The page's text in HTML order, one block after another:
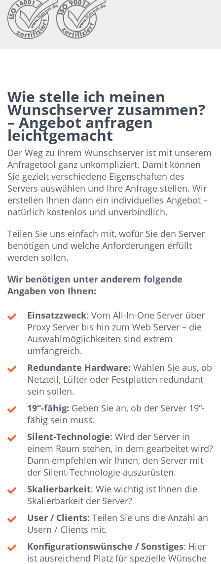
Wie stelle ich meinen
Wunschserver zusammen?
– Angebot anfragen
leichtgemacht
Der Weg zu Ihrem Wunschserver ist mit unserem
Anfragetool ganz unkompliziert. Damit können
Sie gezielt verschiedene Eigenschaften des
Servers auswählen und Ihre Anfrage stellen. Wir
erstellen Ihnen dann ein individuelles Angebot –
natürlich kostenlos und unverbindlich.
Teilen Sie uns einfach mit, wofür Sie den Server
benötigen und welche Anforderungen erfüllt
werden sollen.
Wir benötigen unter anderem folgende
Angaben von Ihnen:
Einsatzzweck: Vom All-In-One Server über
Proxy Server bis hin zum Web Server – die
Auswahlmöglichkeiten sind extrem
umfangreich.
Redundante Hardware: Wählen Sie aus, ob
Netzteil, Lüfter oder Festplatten redundant
sein sollen.
19“-fähig: Geben Sie an, ob der Server 19“-
fähig sein muss.
Silent-Technologie: Wird der Server in
einem Raum stehen, in dem gearbeitet wird?
Dann empfehlen wir Ihnen, den Server mit
der Silent-Technologie auszurüsten.
Skalierbarkeit: Wie wichtig ist Ihnen die
Skalierbarkeit der Server?
User / Clients: Teilen Sie uns die Anzahl an
Usern / Clients mit.
Konfigurationswünsche / Sonstiges: Hier
ist ausreichend Platz für spezielle Wünsche